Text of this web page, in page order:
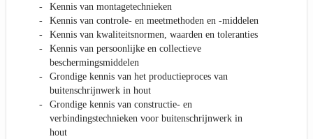
Kennis van montagetechnieken
Kennis van controle- en meetmethoden en -middelen
Kennis van kwaliteitsnormen, waarden en toleranties
Kennis van persoonlijke en collectieve
beschermingsmiddelen
Grondige kennis van het productieproces van
buitenschrijnwerk in hout
Grondige kennis van constructie- en
verbindingstechnieken voor buitenschrijnwerk in
hout